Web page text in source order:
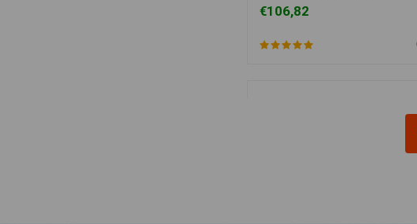
€106,82